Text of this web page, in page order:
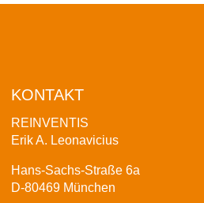
KONTAKT
REINVENTIS
Erik A. Leonavicius
Hans-Sachs-Straße 6a
D-80469 München